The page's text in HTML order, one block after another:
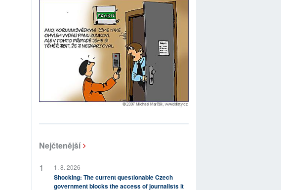
Nejčtenější
1. 8. 2026
Shocking: The current questionable Czech
government blocks the access of journalists it